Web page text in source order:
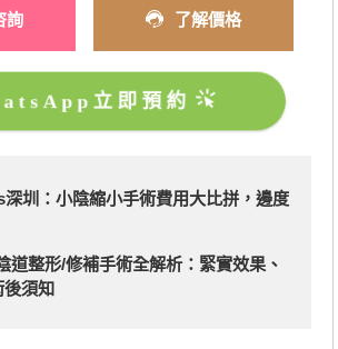
詢 了解價格
立即預約
深圳：小陰縮小手術費用大比拼，邊度
道整形/修補手術全解析：緊實效果、
後須知